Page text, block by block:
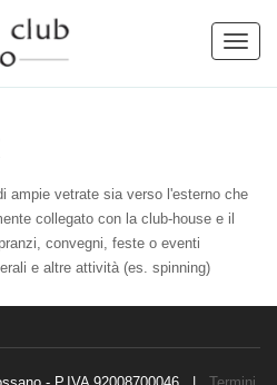
Toggle
ampie vetrate sia verso l'esterno che
collegato con la club-house e il
convegni, feste o eventi
e altre attività (es. spinning)